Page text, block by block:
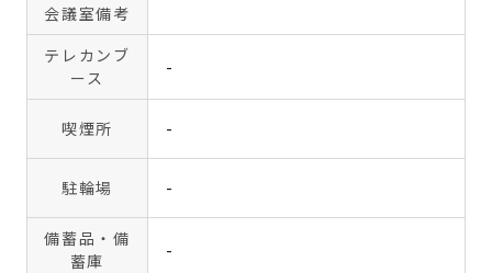
会議室備考
テレカンブ
ース
-
喫煙所 -
駐輪場 -
備蓄品・備
蓄庫
-